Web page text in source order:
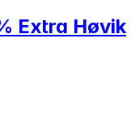
Extra Høvik